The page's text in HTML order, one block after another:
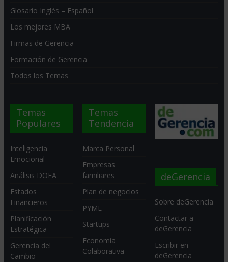
Glosario Inglés – Español
Los mejores MBA
Firmas de Gerencia
Formación de Gerencia
Todos los Temas
Temas
Populares
Inteligencia
Emocional
Análisis DOFA
Estados
Financieros
Planificación
Estratégica
Gerencia del
Cambio
Temas
Tendencia
Marca Personal
Empresas
familiares
Plan de negocios
PYME
Startups
Economia
Colaborativa
deGerencia
Sobre deGerencia
Contactar a
deGerencia
Escribir en
deGerencia